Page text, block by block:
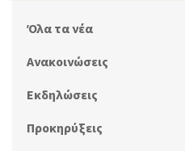
Όλα τα νέα
Ανακοινώσεις
Εκδηλώσεις
Προκηρύξεις